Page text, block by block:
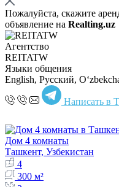
Пожалуйста, скажите
объявление на Realting.uz
Агентство
REITATW
Языки общения
English, Русский,
Написать в
Дом 4 комнаты
Ташкент, Узбекистан
4
300 м²